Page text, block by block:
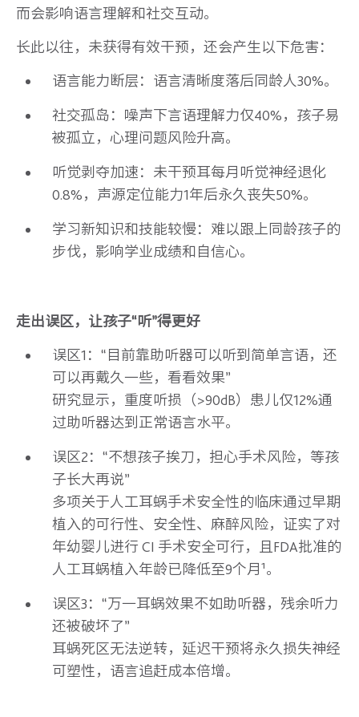
而会影响语言理解和社交互动。
长此以往，未获得有效干预，还会产生以下危害：
语言能力断层：语言清晰度落后同龄人30%。
社交孤岛：噪声下言语理解力仅40%，孩子易
被孤立，心理问题风险升高。
听觉剥夺加速：未干预耳每月听觉神经退化
0.8%，声源定位能力1年后永久丧失50%。
学习新知识和技能较慢：难以跟上同龄孩子的
步伐，影响学业成绩和自信心。
走出误区，让孩子“听”得更好
误区1：“目前靠助听器可以听到简单言语，还
可以再戴久一些，看看效果”
研究显示，重度听损（>90dB）患儿仅12%通
过助听器达到正常语言水平。
误区2：“不想孩子挨刀，担心手术风险，等孩
子长大再说”
多项关于人工耳蜗手术安全性的临床通过早期
植入的可行性、安全性、麻醉风险，证实了对
年幼婴儿进行 CI 手术安全可行，且FDA批准的
人工耳蜗植入年龄已降低至9个月¹。
误区3：“万一耳蜗效果不如助听器，残余听力
还被破坏了”
耳蜗死区无法逆转，延迟干预将永久损失神经
可塑性，语言追赶成本倍增。